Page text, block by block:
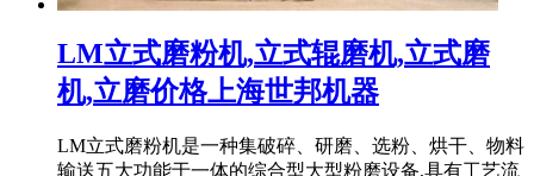
LM立式磨粉机,立式辊磨机,立式磨
机,立磨价格上海世邦机器
LM立式磨粉机是一种集破碎、研磨、选粉、烘干、物料
输送五大功能于一体的综合型大型粉磨设备,具有工艺流